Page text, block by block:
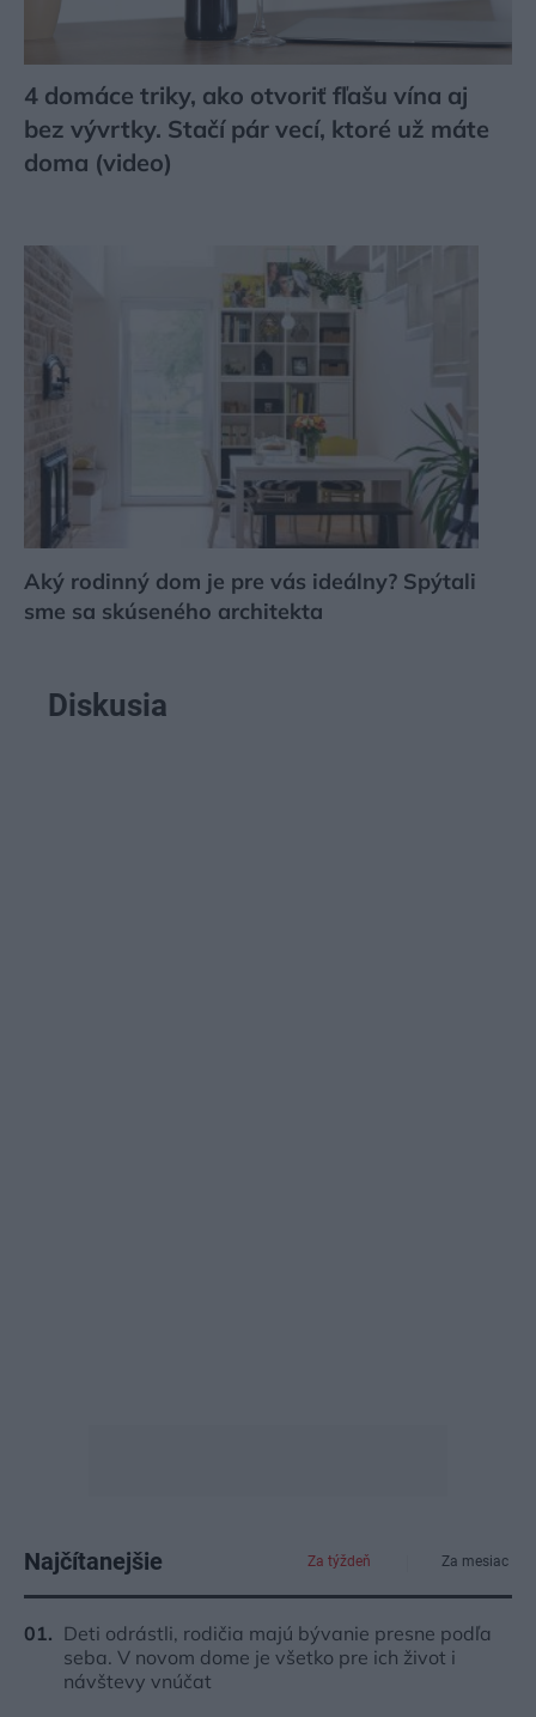
4 domáce triky, ako otvoriť fľašu vína aj
bez vývrtky. Stačí pár vecí, ktoré už máte
doma (video)
Aký rodinný dom je pre vás ideálny? Spýtali
sme sa skúseného architekta
Diskusia
Najčítanejšie Za týždeň Za mesiac
Deti odrástli, rodičia majú bývanie presne podľa
seba. V novom dome je všetko pre ich život i
návštevy vnúčat